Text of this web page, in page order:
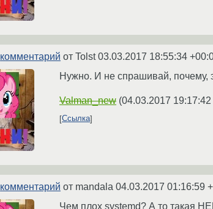
комментарий от Tolst03.03.2017 18:55:34
Нужно. И не спрашивай, почему,
Valman_new (04.03.2017
Ссылка
комментарий от mandala 04.03.2017 01:16:59
Чем плох systemd? А то такая